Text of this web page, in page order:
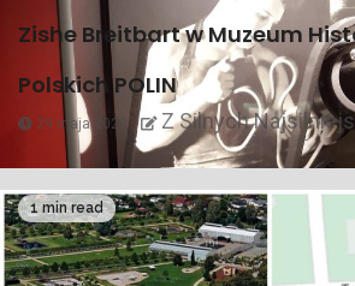
Zishe Breitbart w Muzeum
Polskich POLIN
29 maja 2022 Z Silnych
1 min read